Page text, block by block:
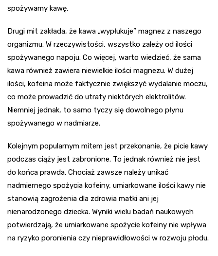
spożywamy kawę.
Drugi mit zakłada, że kawa „wypłukuje” magnez z naszego
organizmu. W rzeczywistości, wszystko zależy od ilości
spożywanego napoju. Co więcej, warto wiedzieć, że sama
kawa również zawiera niewielkie ilości magnezu. W dużej
ilości, kofeina może faktycznie zwiększyć wydalanie moczu,
co może prowadzić do utraty niektórych elektrolitów.
Niemniej jednak, to samo tyczy się dowolnego płynu
spożywanego w nadmiarze.
Kolejnym popularnym mitem jest przekonanie, że picie kawy
podczas ciąży jest zabronione. To jednak również nie jest
do końca prawda. Chociaż zawsze należy unikać
nadmiernego spożycia kofeiny, umiarkowane ilości kawy nie
stanowią zagrożenia dla zdrowia matki ani jej
nienarodzonego dziecka. Wyniki wielu badań naukowych
potwierdzają, że umiarkowane spożycie kofeiny nie wpływa
na ryzyko poronienia czy nieprawidłowości w rozwoju płodu.